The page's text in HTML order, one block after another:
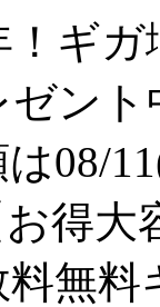
！ギ
ン
08/
得
無